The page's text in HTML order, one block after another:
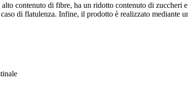
contenuto di fibre, ha un ridotto contenuto di
di flatulenza. Infine, il prodotto è realizzato mediante